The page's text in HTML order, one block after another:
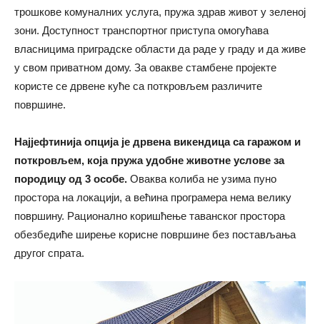
трошкове комуналних услуга, пружа здрав живот у зеленој
зони. Доступност транспортног приступа омогућава
власницима приградске области да раде у граду и да живе
у свом приватном дому. За овакве стамбене пројекте
користе се дрвене куће са поткровљем различите
површине.
Најјефтинија опција је дрвена викендица са гаражом и
поткровљем, која пружа удобне животне услове за
породицу од 3 особе. Оваква колиба не узима пуно
простора на локацији, а већина програмера нема велику
површину. Рационално коришћење таванског простора
обезбедиће ширење корисне површине без постављања
другог спрата.